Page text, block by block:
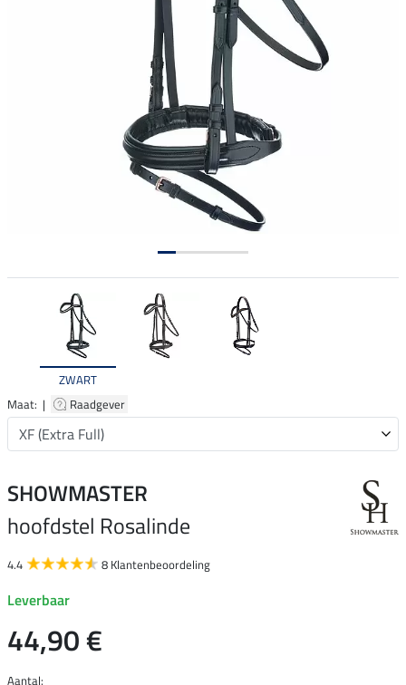
ZWART
Maat: |
Raadgever
SHOWMASTER
hoofdstel Rosalinde
4.4 8 Klantenbeoordeling
Leverbaar
44,90 €
Aantal: